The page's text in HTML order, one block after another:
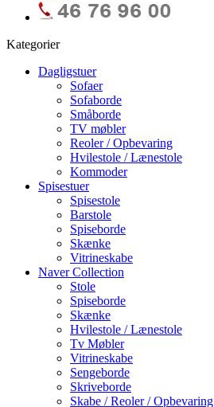
Kategorier
Dagligstuer
Sofaer
Sofaborde
Småborde
TV møbler
Reoler / Opbevaring
Hvilestole / Lænestole
Kommoder
Spisestuer
Spisestole
Barstole
Spiseborde
Skænke
Vitrineskabe
Naver Collection
Stole
Spiseborde
Skænke
Hvilestole / Lænestole
Tv Møbler
Vitrineskabe
Sengeborde
Skriveborde
Skabe / Reoler / Opbevaring